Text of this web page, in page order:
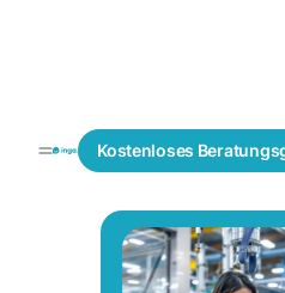
Kostenloses
Blogs
Recruiting
Lösungen